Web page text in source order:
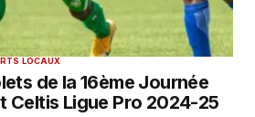
LOCAUX
de la 16ème Journée
Celtis Ligue Pro 2024-25